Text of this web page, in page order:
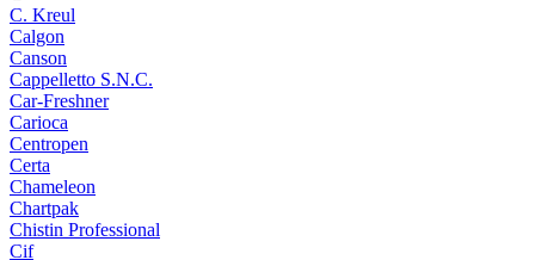
C. Kreul
Calgon
Canson
Cappelletto S.N.C.
Car-Freshner
Carioca
Centropen
Certa
Chameleon
Chartpak
Chistin Professional
Cif